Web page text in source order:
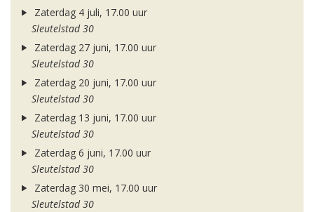
Zaterdag 4 juli, 17.00 uur
Sleutelstad 30
Zaterdag 27 juni, 17.00 uur
Sleutelstad 30
Zaterdag 20 juni, 17.00 uur
Sleutelstad 30
Zaterdag 13 juni, 17.00 uur
Sleutelstad 30
Zaterdag 6 juni, 17.00 uur
Sleutelstad 30
Zaterdag 30 mei, 17.00 uur
Sleutelstad 30